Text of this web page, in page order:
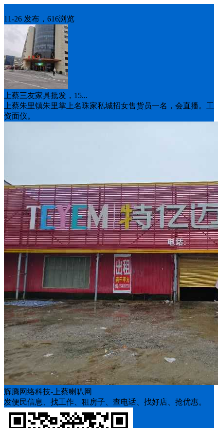
11-26 发布，616浏览
上蔡三友家具批发，15...
上蔡朱里镇朱里掌上名珠家私城招女售货员一名，会直播。工
资面仪。
辉腾网络科技-上蔡喇叭网
发便民信息、找工作、租房子、查电话、找好店、抢优惠。